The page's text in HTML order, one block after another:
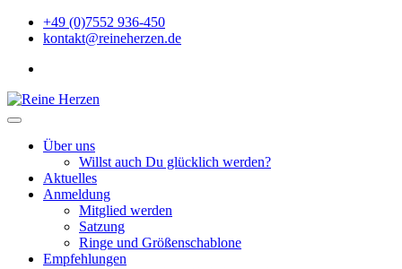
Inhalten
+49 (0)7552 936-450
kontakt@reineherzen.de
Reine Herzen
Über uns
Willst auch Du glücklich werden?
Aktuelles
Anmeldung
Mitglied werden
Satzung
Ringe und Größenschablone
Empfehlungen